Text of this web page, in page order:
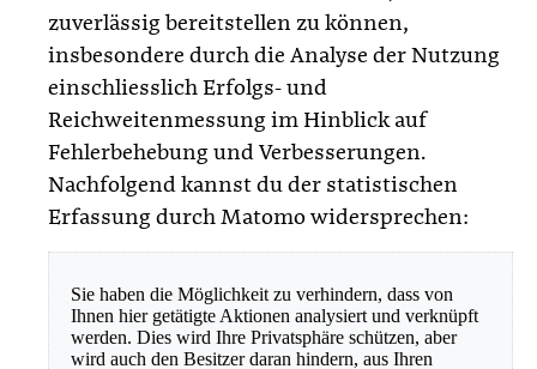
zuverlässig bereitstellen zu können,
insbesondere durch die Analyse der Nutzung
einschliesslich Erfolgs- und
Reichweitenmessung im Hinblick auf
Fehlerbehebung und Verbesserungen.
Nachfolgend kannst du der statistischen
Erfassung durch Matomo widersprechen: